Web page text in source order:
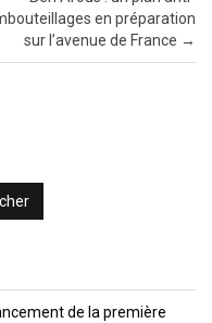
en préparation
sur l’avenue de France →
de la première